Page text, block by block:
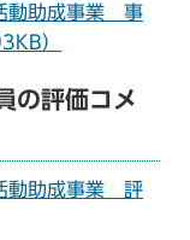
動助成事業 事
）
の評価コメ
動助成事業 評